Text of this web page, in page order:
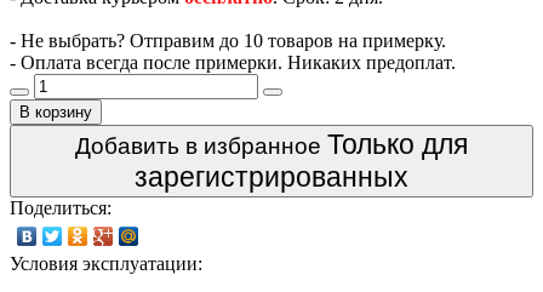
- Не выбрать? Отправим до 10 товаров на примерку.
- Оплата всегда после примерки. Никаких предоплат.
В корзину
Добавить в избранное Только для
зарегистрированных
Поделиться:
Условия эксплуатации: